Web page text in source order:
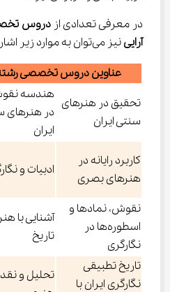
در معرفی تعدادی از دروس
آرایی نیز می‌توان به موارد زیر اشاره نمود:
عناوین دروس تخصصی رشته
تحقیق در هنرهای
سنتی ایران
هندسه
در هنرهای
ایران
کاربرد رایانه در
هنرهای بصری
ادبیات و
نقوش، نمادها و
اسطوره‌ها در
نگارگری
آشنایی با
تاریخ
تاریخ تطبیقی
نگارگری ایران با
تحلیل و نقد